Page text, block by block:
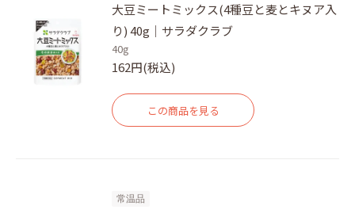
大豆ミートミックス(4種豆と麦とキヌア入
り) 40g｜サラダクラブ
40g
162円(税込)
この商品を見る
常温品